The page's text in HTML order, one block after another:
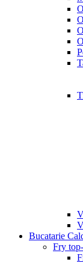
Bucatarie
Fry